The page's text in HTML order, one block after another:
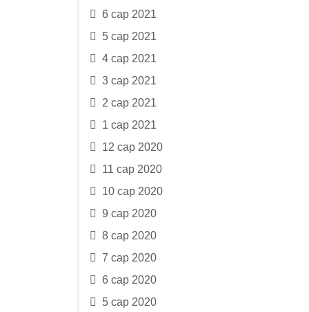
6 сар 2021
5 сар 2021
4 сар 2021
3 сар 2021
2 сар 2021
1 сар 2021
12 сар 2020
11 сар 2020
10 сар 2020
9 сар 2020
8 сар 2020
7 сар 2020
6 сар 2020
5 сар 2020